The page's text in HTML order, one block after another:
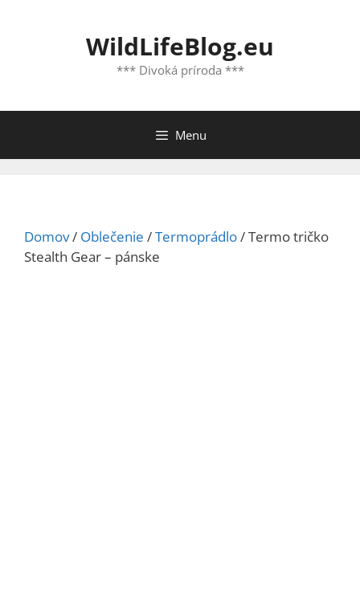
WildLifeBlog.eu
*** Divoká príroda ***
Menu
Domov/ Oblečenie /Termoprádlo/ Termo tričko
Stealth Gear – pánske